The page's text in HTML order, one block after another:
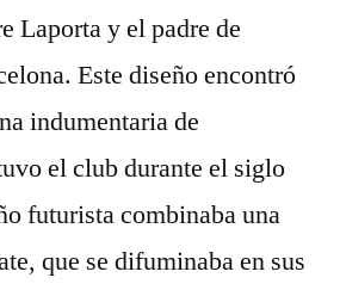
Laporta y el padre de
Este diseño encontró
indumentaria de
el club durante el siglo
futurista combinaba una
que se difuminaba en sus